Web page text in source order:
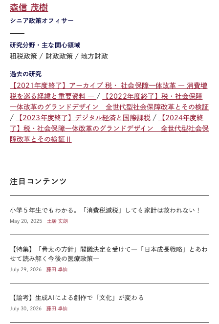
シニア政策オフィサー
森信 茂樹
研究分野・主な関心領域
租税政策 財政政策 地方財政
過去の研究
【2021年度終了】アーカイブ 税・ 社会保障一体改革 ― 消費増
税を巡る経緯と重要資料 ―
【2022年度終了】税・社会保障
一体改革のグランドデザイン 全世代型社会保障改革とその検証
【2023年度終了】デジタル経済と国際課税
【2024年度終
了】税・社会保障一体改革のグランドデザイン 全世代型社会保
障改革とその検証Ⅱ
注目コンテンツ
小学５年生でもわかる。「消費税減税」しても家計は救われない！
May 20, 2025 土居 丈朗
【特集】「骨太の方針」閣議決定を受けて―「日本成長戦略」とあわ
せて読み解く今後の医療政策―
July 29, 2026 藤田 卓仙
【論考】生成AIによる創作で「文化」が変わる
July 30, 2026 藤田 卓仙